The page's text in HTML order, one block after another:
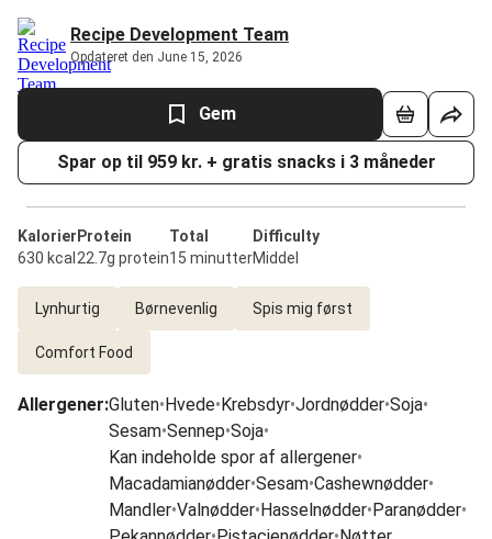
Recipe Development Team
Opdateret den June 15, 2026
Gem
Spar op til 959 kr. + gratis snacks i 3 måneder
Kalorier
630 kcal
Protein
22.7g protein
Total
15 minutter
Difficulty
Middel
Lynhurtig Børnevenlig Spis mig først
Comfort Food
Allergener:Gluten•Hvede•Krebsdyr•Jordnødder•Soja•
Sesam•Sennep•Soja•
Kan indeholde spor af allergener•
Macadamianødder•Sesam•Cashewnødder•
Mandler•Valnødder•Hasselnødder•Paranødder•